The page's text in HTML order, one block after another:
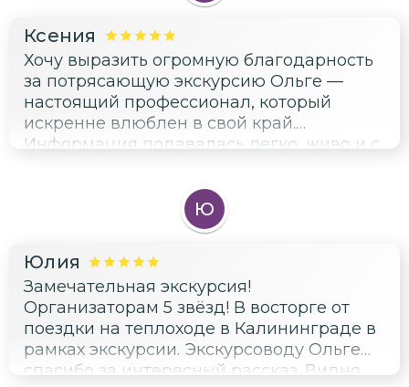
Ксения
Хочу выразить огромную благодарность
за потрясающую экскурсию Ольге —
настоящий профессионал, который
искренне влюблен в свой край.
Информация подавалась легко, живо и с
лекций. Мы буквально погрузились в
историю Кёнигсберга и Калининграда. А
дальше Ольга буквально открыла для
сложных философских идеях и великих
открытиях мыслителя так просто,
доступно и увлекательно — это
настоящий талант! Время пролетело
незаметно и даже погоде не удалось
испортить прогулку.
Ю
Юлия
Замечательная экскурсия!
Организаторам 5 звёзд! В восторге от
поездки на теплоходе в Калининграде в
рамках экскурсии. Экскурсоводу Ольге
спасибо за интересный рассказ. Видно,